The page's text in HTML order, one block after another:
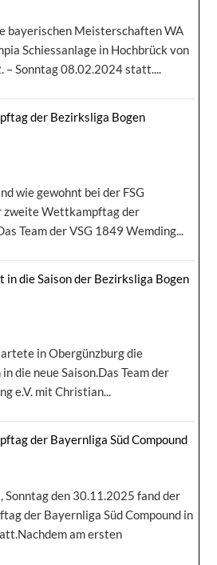
bayerischen Meisterschaften WA
Schiessanlage in Hochbrück von
– Sonntag 08.02.2024 statt....
der Bezirksliga Bogen
wie gewohnt bei der FSG
zweite Wettkampftag der
Team der VSG 1849 Wemding...
die Saison der Bezirksliga Bogen
in Obergünzburg die
die neue Saison.Das Team der
e.V. mit Christian...
der Bayernliga Süd Compound
Sonntag den 30.11.2025 fand der
der Bayernliga Süd Compound in
am ersten